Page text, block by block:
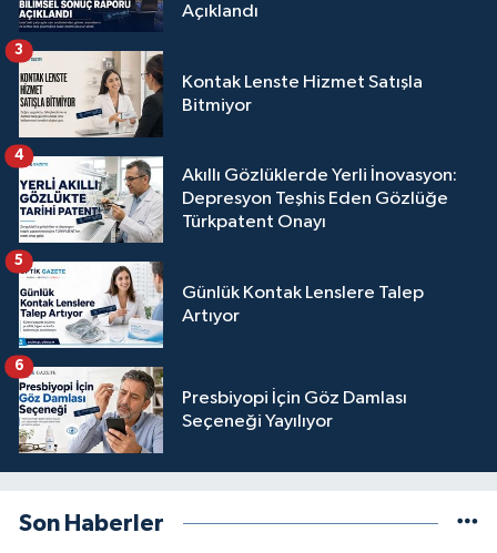
Açıklandı
Kontak Lenste Hizmet Satışla
Bitmiyor
3
Akıllı Gözlüklerde Yerli İnovasyon:
Depresyon Teşhis Eden Gözlüğe
Türkpatent Onayı
4
Günlük Kontak Lenslere Talep
Artıyor
5
Presbiyopi İçin Göz Damlası
Seçeneği Yayılıyor
6
Son Haberler